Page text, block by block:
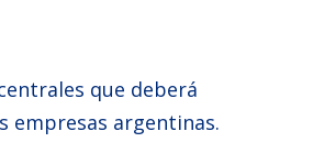
que deberá
empresas argentinas.